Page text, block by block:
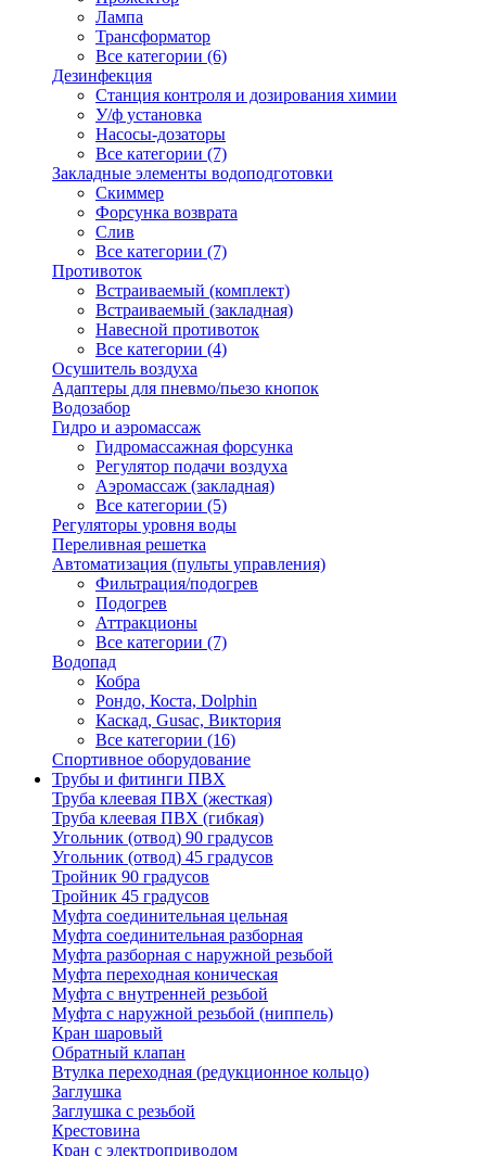
Лампа
Трансформатор
Все категории (6)
Дезинфекция
Станция контроля и дозирования химии
У/ф установка
Насосы-дозаторы
Все категории (7)
Закладные элементы водоподготовки
Скиммер
Форсунка возврата
Слив
Все категории (7)
Противоток
Встраиваемый (комплект)
Встраиваемый (закладная)
Навесной противоток
Все категории (4)
Осушитель воздуха
Адаптеры для пневмо/пьезо кнопок
Водозабор
Гидро и аэромассаж
Гидромассажная форсунка
Регулятор подачи воздуха
Аэромассаж (закладная)
Все категории (5)
Регуляторы уровня воды
Переливная решетка
Автоматизация (пульты управления)
Фильтрация/подогрев
Подогрев
Аттракционы
Все категории (7)
Водопад
Кобра
Рондо, Коста, Dolphin
Каскад, Gusac, Виктория
Все категории (16)
Спортивное оборудование
Трубы и фитинги ПВХ
Труба клеевая ПВХ (жесткая)
Труба клеевая ПВХ (гибкая)
Угольник (отвод) 90 градусов
Угольник (отвод) 45 градусов
Тройник 90 градусов
Тройник 45 градусов
Муфта соединительная цельная
Муфта соединительная разборная
Муфта разборная с наружной резьбой
Муфта переходная коническая
Муфта с внутренней резьбой
Муфта с наружной резьбой (ниппель)
Кран шаровый
Обратный клапан
Втулка переходная (редукционное кольцо)
Заглушка
Заглушка с резьбой
Крестовина
Кран с электроприводом